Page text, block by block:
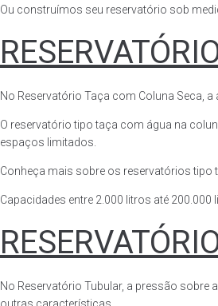
Ou construímos seu reservatório sob
No Reservatório Taça com Coluna Seca,
O reservatório tipo taça com água na
espaços limitados.
Conheça mais sobre os reservatórios tipo
Capacidades entre 2.000 litros até 200.000
No Reservatório Tubular, a pressão sobre